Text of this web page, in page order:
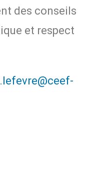
des conseils
et respect